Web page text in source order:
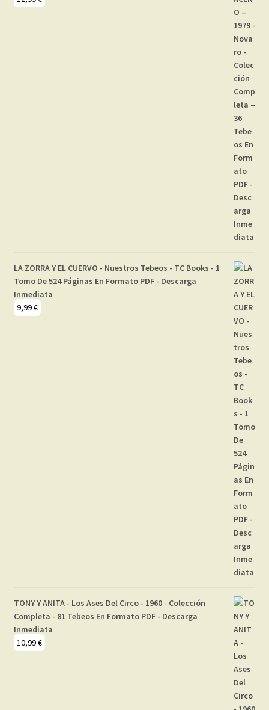
LA ZORRA Y EL CUERVO - Nuestros Tebeos - TC Books - 1
Tomo De 524 Páginas En Formato PDF - Descarga
Inmediata
9,99€
TONY Y ANITA - Los Ases Del Circo - 1960 - Colección
Completa - 81 Tebeos En Formato PDF - Descarga
Inmediata
10,99€